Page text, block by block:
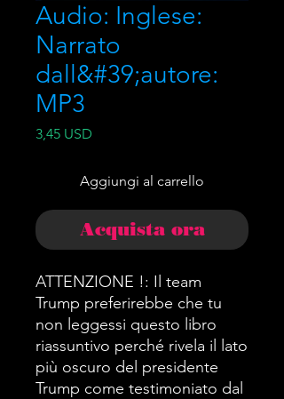
Audio: Inglese:
Narrato
dall&#39;autore:
MP3
3,45 USD
Aggiungi al carrello
Acquista ora
ATTENZIONE !: Il team
Trump preferirebbe che tu
non leggessi questo libro
riassuntivo perché rivela il lato
più oscuro del presidente
Trump come testimoniato dal